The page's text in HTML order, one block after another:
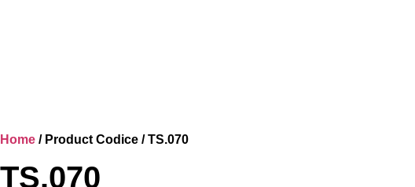
Home / Product Codice / TS.070
TS.070